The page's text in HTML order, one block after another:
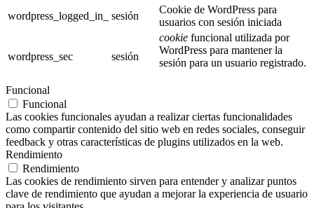
wordpress_logged_in_ sesión
Cookie de WordPress para
usuarios con sesión iniciada
wordpress_sec sesión
cookie funcional utilizada por
WordPress para mantener la
sesión para un usuario registrado.
Funcional
Funcional
Las cookies funcionales ayudan a realizar ciertas funcionalidades
como compartir contenido del sitio web en redes sociales, conseguir
feedback y otras características de plugins utilizados en la web.
Rendimiento
Rendimiento
Las cookies de rendimiento sirven para entender y analizar puntos
clave de rendimiento que ayudan a mejorar la experiencia de usuario